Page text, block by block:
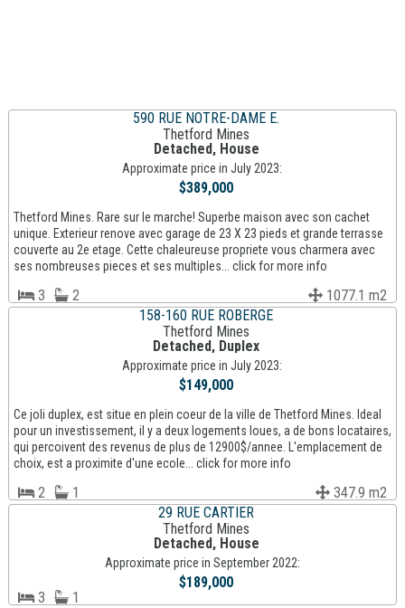
590 RUE NOTRE-DAME E.
Thetford Mines
Detached, House
Approximate price in July 2023:
$389,000
Thetford Mines. Rare sur le marche! Superbe maison avec son cachet
unique. Exterieur renove avec garage de 23 X 23 pieds et grande terrasse
couverte au 2e etage. Cette chaleureuse propriete vous charmera avec
ses nombreuses pieces et ses multiples... click for more info
3 2
1077.1 m2
158-160 RUE ROBERGE
Thetford Mines
Detached, Duplex
Approximate price in July 2023:
$149,000
Ce joli duplex, est situe en plein coeur de la ville de Thetford Mines. Ideal
pour un investissement, il y a deux logements loues, a de bons locataires,
qui percoivent des revenus de plus de 12900$/annee. L'emplacement de
choix, est a proximite d'une ecole... click for more info
2 1
347.9 m2
29 RUE CARTIER
Thetford Mines
Detached, House
Approximate price in September 2022:
$189,000
3
1